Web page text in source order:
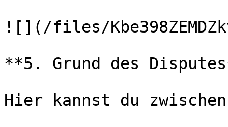
![](/files/
**5. Grund des
Hier kannst du